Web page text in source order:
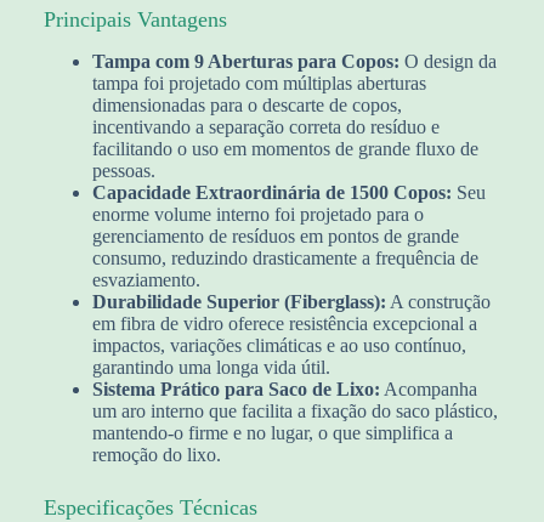
Principais Vantagens
Tampa com 9 Aberturas para Copos: O design da
tampa foi projetado com múltiplas aberturas
dimensionadas para o descarte de copos,
incentivando a separação correta do resíduo e
facilitando o uso em momentos de grande fluxo de
pessoas.
Capacidade Extraordinária de 1500 Copos: Seu
enorme volume interno foi projetado para o
gerenciamento de resíduos em pontos de grande
consumo, reduzindo drasticamente a frequência de
esvaziamento.
Durabilidade Superior (Fiberglass): A construção
em fibra de vidro oferece resistência excepcional a
impactos, variações climáticas e ao uso contínuo,
garantindo uma longa vida útil.
Sistema Prático para Saco de Lixo: Acompanha
um aro interno que facilita a fixação do saco plástico,
mantendo-o firme e no lugar, o que simplifica a
remoção do lixo.
Especificações Técnicas